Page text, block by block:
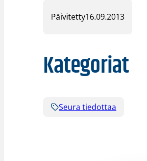
Päivitetty16.09.2013
Kategoriat
Seura tiedottaa